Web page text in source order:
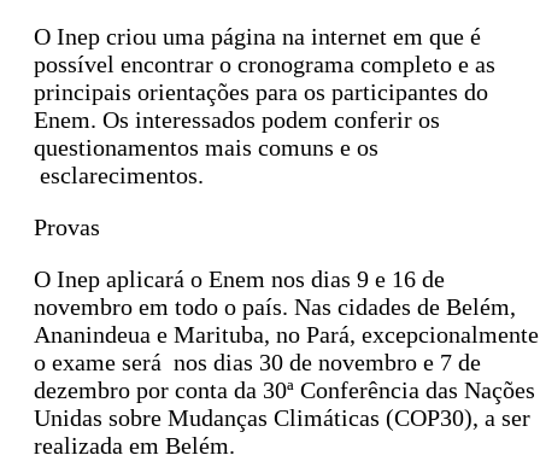
O Inep criou uma página na internet em que é
possível encontrar o cronograma completo e as
principais orientações para os participantes do
Enem. Os interessados podem conferir os
questionamentos mais comuns e os
esclarecimentos.
Provas
O Inep aplicará o Enem nos dias 9 e 16 de
novembro em todo o país. Nas cidades de Belém,
Ananindeua e Marituba, no Pará, excepcionalmente
o exame será nos dias 30 de novembro e 7 de
dezembro por conta da 30ª Conferência das Nações
Unidas sobre Mudanças Climáticas (COP30), a ser
realizada em Belém.